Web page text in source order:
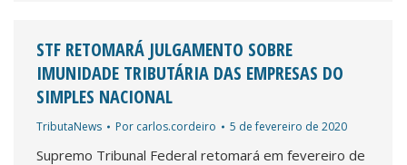
STF RETOMARÁ JULGAMENTO SOBRE
IMUNIDADE TRIBUTÁRIA DAS EMPRESAS DO
SIMPLES NACIONAL
TributaNews Por carlos.cordeiro 5 de fevereiro de 2020
Supremo Tribunal Federal retomará em fevereiro de